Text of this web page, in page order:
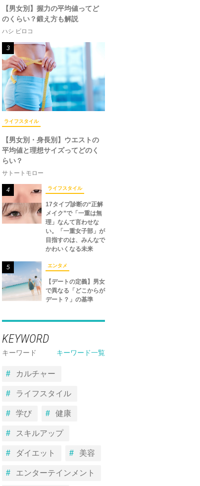
【男女別】握力の平均値ってど
のくらい？鍛え方も解説
ハシ ビロコ
3
ライフスタイル
【男女別・身長別】ウエストの
平均値と理想サイズってどのく
らい？
サトートモロー
4 ライフスタイル
17タイプ診断の“正解
メイク”で「一重は無
理」なんて言わせな
い。「一重女子部」が
目指すのは、みんなで
かわいくなる未来
5 エンタメ
【デートの定義】男女
で異なる「どこからが
デート？」の基準
KEYWORD
キーワード キーワード一覧
カルチャー
ライフスタイル
学び 健康
スキルアップ
ダイエット 美容
エンターテインメント